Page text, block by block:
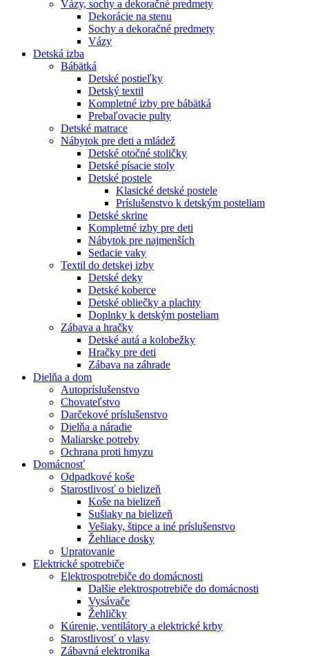
Vázy, sochy a dekoračné predmety
Dekorácie na stenu
Sochy a dekoračné predmety
Vázy
Detská izba
Bábätká
Detské postieľky
Detský textil
Kompletné izby pre bábätká
Prebaľovacie pulty
Detské matrace
Nábytok pre deti a mládež
Detské otočné stoličky
Detské písacie stoly
Detské postele
Klasické detské postele
Príslušenstvo k detským posteliam
Detské skrine
Kompletné izby pre deti
Nábytok pre najmenších
Sedacie vaky
Textil do detskej izby
Detské deky
Detské koberce
Detské obliečky a plachty
Doplnky k detským posteliam
Zábava a hračky
Detské autá a kolobežky
Hračky pre deti
Zábava na záhrade
Dielňa a dom
Autopríslušenstvo
Chovateľstvo
Darčekové príslušenstvo
Dielňa a náradie
Maliarske potreby
Ochrana proti hmyzu
Domácnosť
Odpadkové koše
Starostlivosť o bielizeň
Koše na bielizeň
Sušiaky na bielizeň
Vešiaky, štipce a iné príslušenstvo
Žehliace dosky
Upratovanie
Elektrické spotrebiče
Elektrospotrebiče do domácnosti
Dalšie elektrospotrebiče do domácnosti
Vysávače
Žehličky
Kúrenie, ventilátory a elektrické krby
Starostlivosť o vlasy
Zábavná elektronika